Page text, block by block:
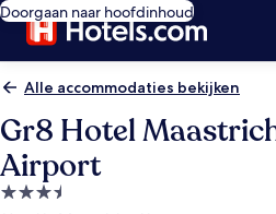
Doorgaan naar hoofdinhoud
Alle accommodaties bekijken
Gr8 Hotel
Airport
3.5-